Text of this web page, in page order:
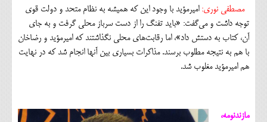
حقوقی
محیط زیست و گردشگری
فرهنگی و هنری
مصطفی نوری: امیرمؤید با وجود این که همیشه به نظام متحد و دولت قوی
توجه داشت و می‌گفت: «باید تفنگ را از دست سرباز محلی گرفت و به جای
آن، کتاب به دستش داد»، اما رقابت‌های محلی نگذاشتند که امیرمؤید و رضاخان
با هم به نتیجه مطلوب برسند. مذاکرات بسیاری بین آنها انجام شد که در نهایت
هم امیرمؤید مغلوب شد.
مازندنومه،